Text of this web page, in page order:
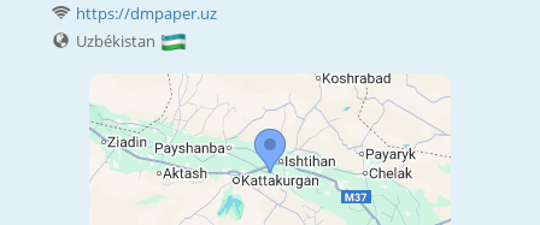
https://dmpaper.uz
Uzbékistan